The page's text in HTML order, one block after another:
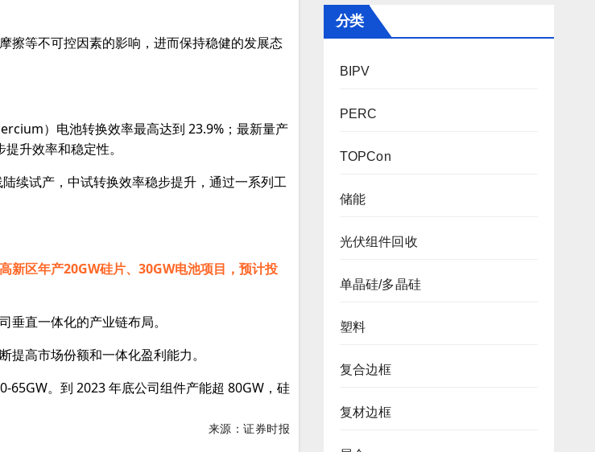
擦等不可控因素的影响，进而保持稳健的发展态
）电池转换效率最高达到 23.9%；最新量产
升效率和稳定性。
续试产，中试转换效率稳步提升，通过一系列工
新区年产20GW硅片、30GW电池项目，预计投
直一体化的产业链布局。
高市场份额和一体化盈利能力。
65GW。到 2023 年底公司组件产能超 80GW，硅
来源：证券时报
分类
BIPV
PERC
TOPCon
储能
光伏组件回收
单晶硅/多晶硅
塑料
复合边框
复材边框